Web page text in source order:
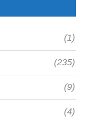
(1)
(235)
(9)
(4)